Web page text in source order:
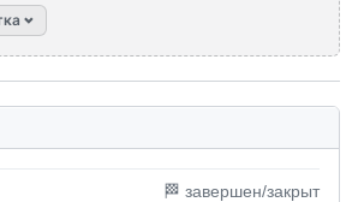
🏁 завершен/закрыт